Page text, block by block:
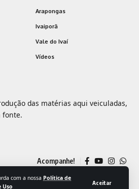
com a nossa Política de
Uso
Aceitar
Arapongas
Ivaiporã
Vale do Ivaí
Vídeos
das matérias aqui veiculadas,
fonte.
Acompanhe!